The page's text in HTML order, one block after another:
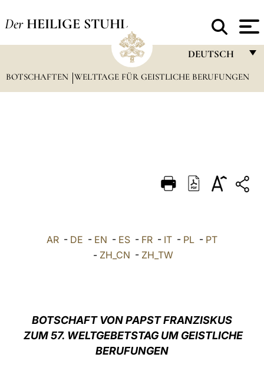
Der HEILIGE STUHL
DEUTSCH
FRANÇAIS
DEUTSCH
العربيّة
BOTSCHAFTEN WELTTAGE FÜR GEISTLICHE BERUFUNGEN
AR - DE - EN - ES - FR - IT - PL - PT
- ZH_CN - ZH_TW
BOTSCHAFT VON PAPST FRANZISKUS
ZUM 57. WELTGEBETSTAG UM GEISTLICHE
BERUFUNGEN